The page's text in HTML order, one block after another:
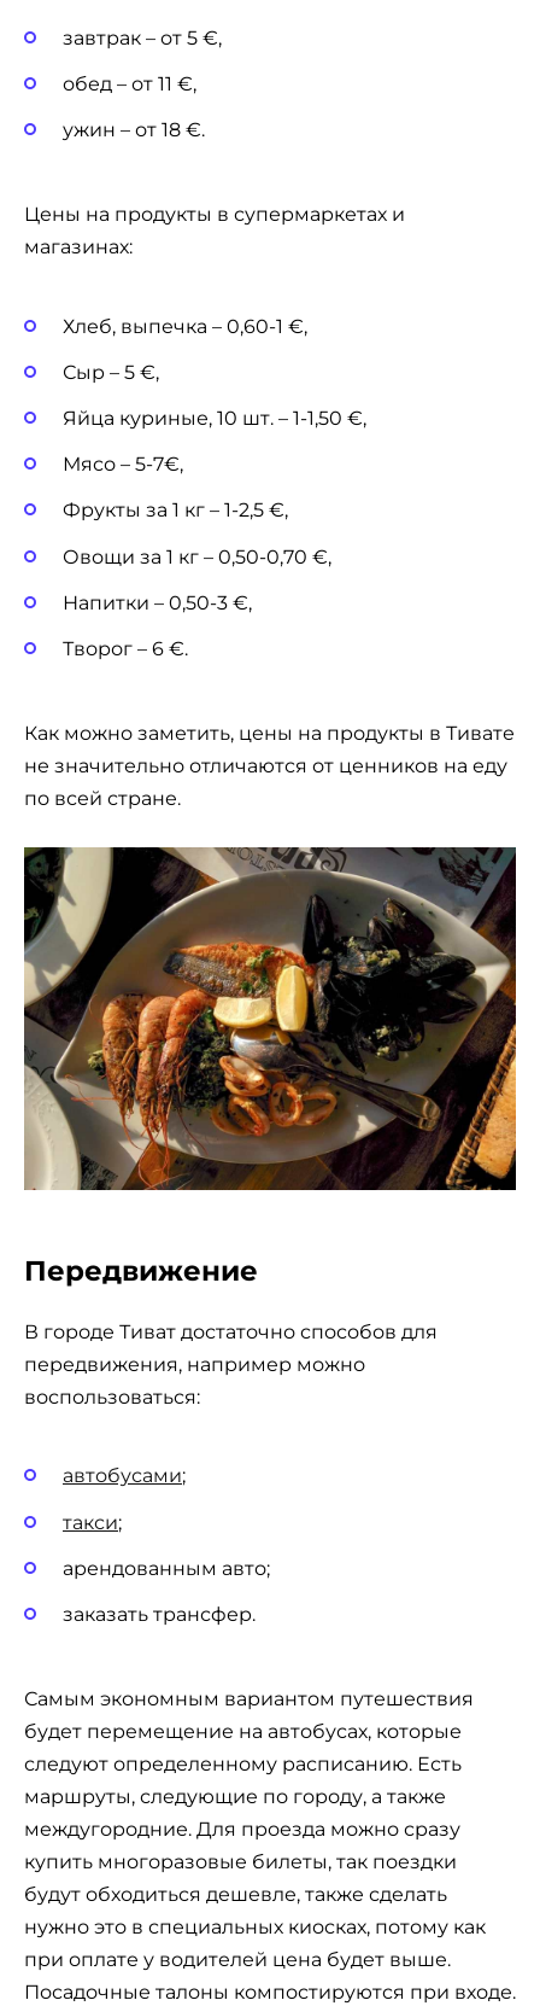
завтрак – от 5 €,
обед – от 11 €,
ужин – от 18 €.
Цены на продукты в супермаркетах и
магазинах:
Хлеб, выпечка – 0,60-1 €,
Сыр – 5 €,
Яйца куриные, 10 шт. – 1-1,50 €,
Мясо – 5-7€,
Фрукты за 1 кг – 1-2,5 €,
Овощи за 1 кг – 0,50-0,70 €,
Напитки – 0,50-3 €,
Творог – 6 €.
Как можно заметить, цены на продукты в Тивате
не значительно отличаются от ценников на еду
по всей стране.
Передвижение
В городе Тиват достаточно способов для
передвижения, например можно
воспользоваться:
автобусами;
такси;
арендованным авто;
заказать трансфер.
Самым экономным вариантом путешествия
будет перемещение на автобусах, которые
следуют определенному расписанию. Есть
маршруты, следующие по городу, а также
междугородние. Для проезда можно сразу
купить многоразовые билеты, так поездки
будут обходиться дешевле, также сделать
нужно это в специальных киосках, потому как
при оплате у водителей цена будет выше.
Посадочные талоны компостируются при входе.